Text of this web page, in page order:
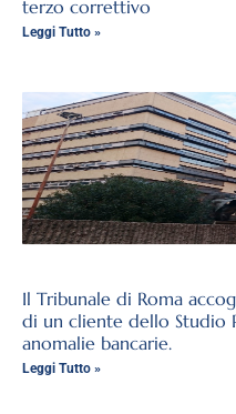
terzo correttivo
Leggi Tutto »
Il Tribunale di Roma
di un cliente dello Studio
anomalie bancarie.
Leggi Tutto »